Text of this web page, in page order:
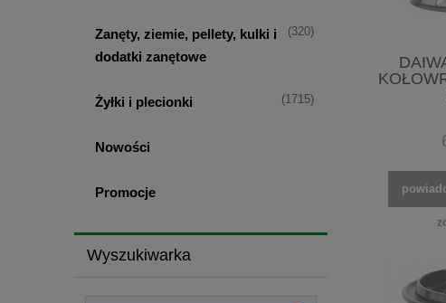
Zanęty, ziemie, pellety, kulki i
dodatki zanętowe
(320)
Żyłki i plecionki (1715)
Nowości
Promocje
Wyszukiwarka